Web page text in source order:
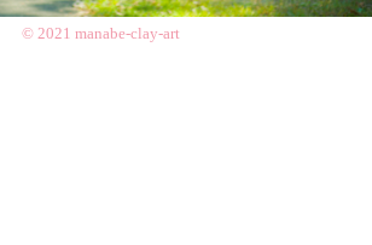
© 2021 manabe-clay-art